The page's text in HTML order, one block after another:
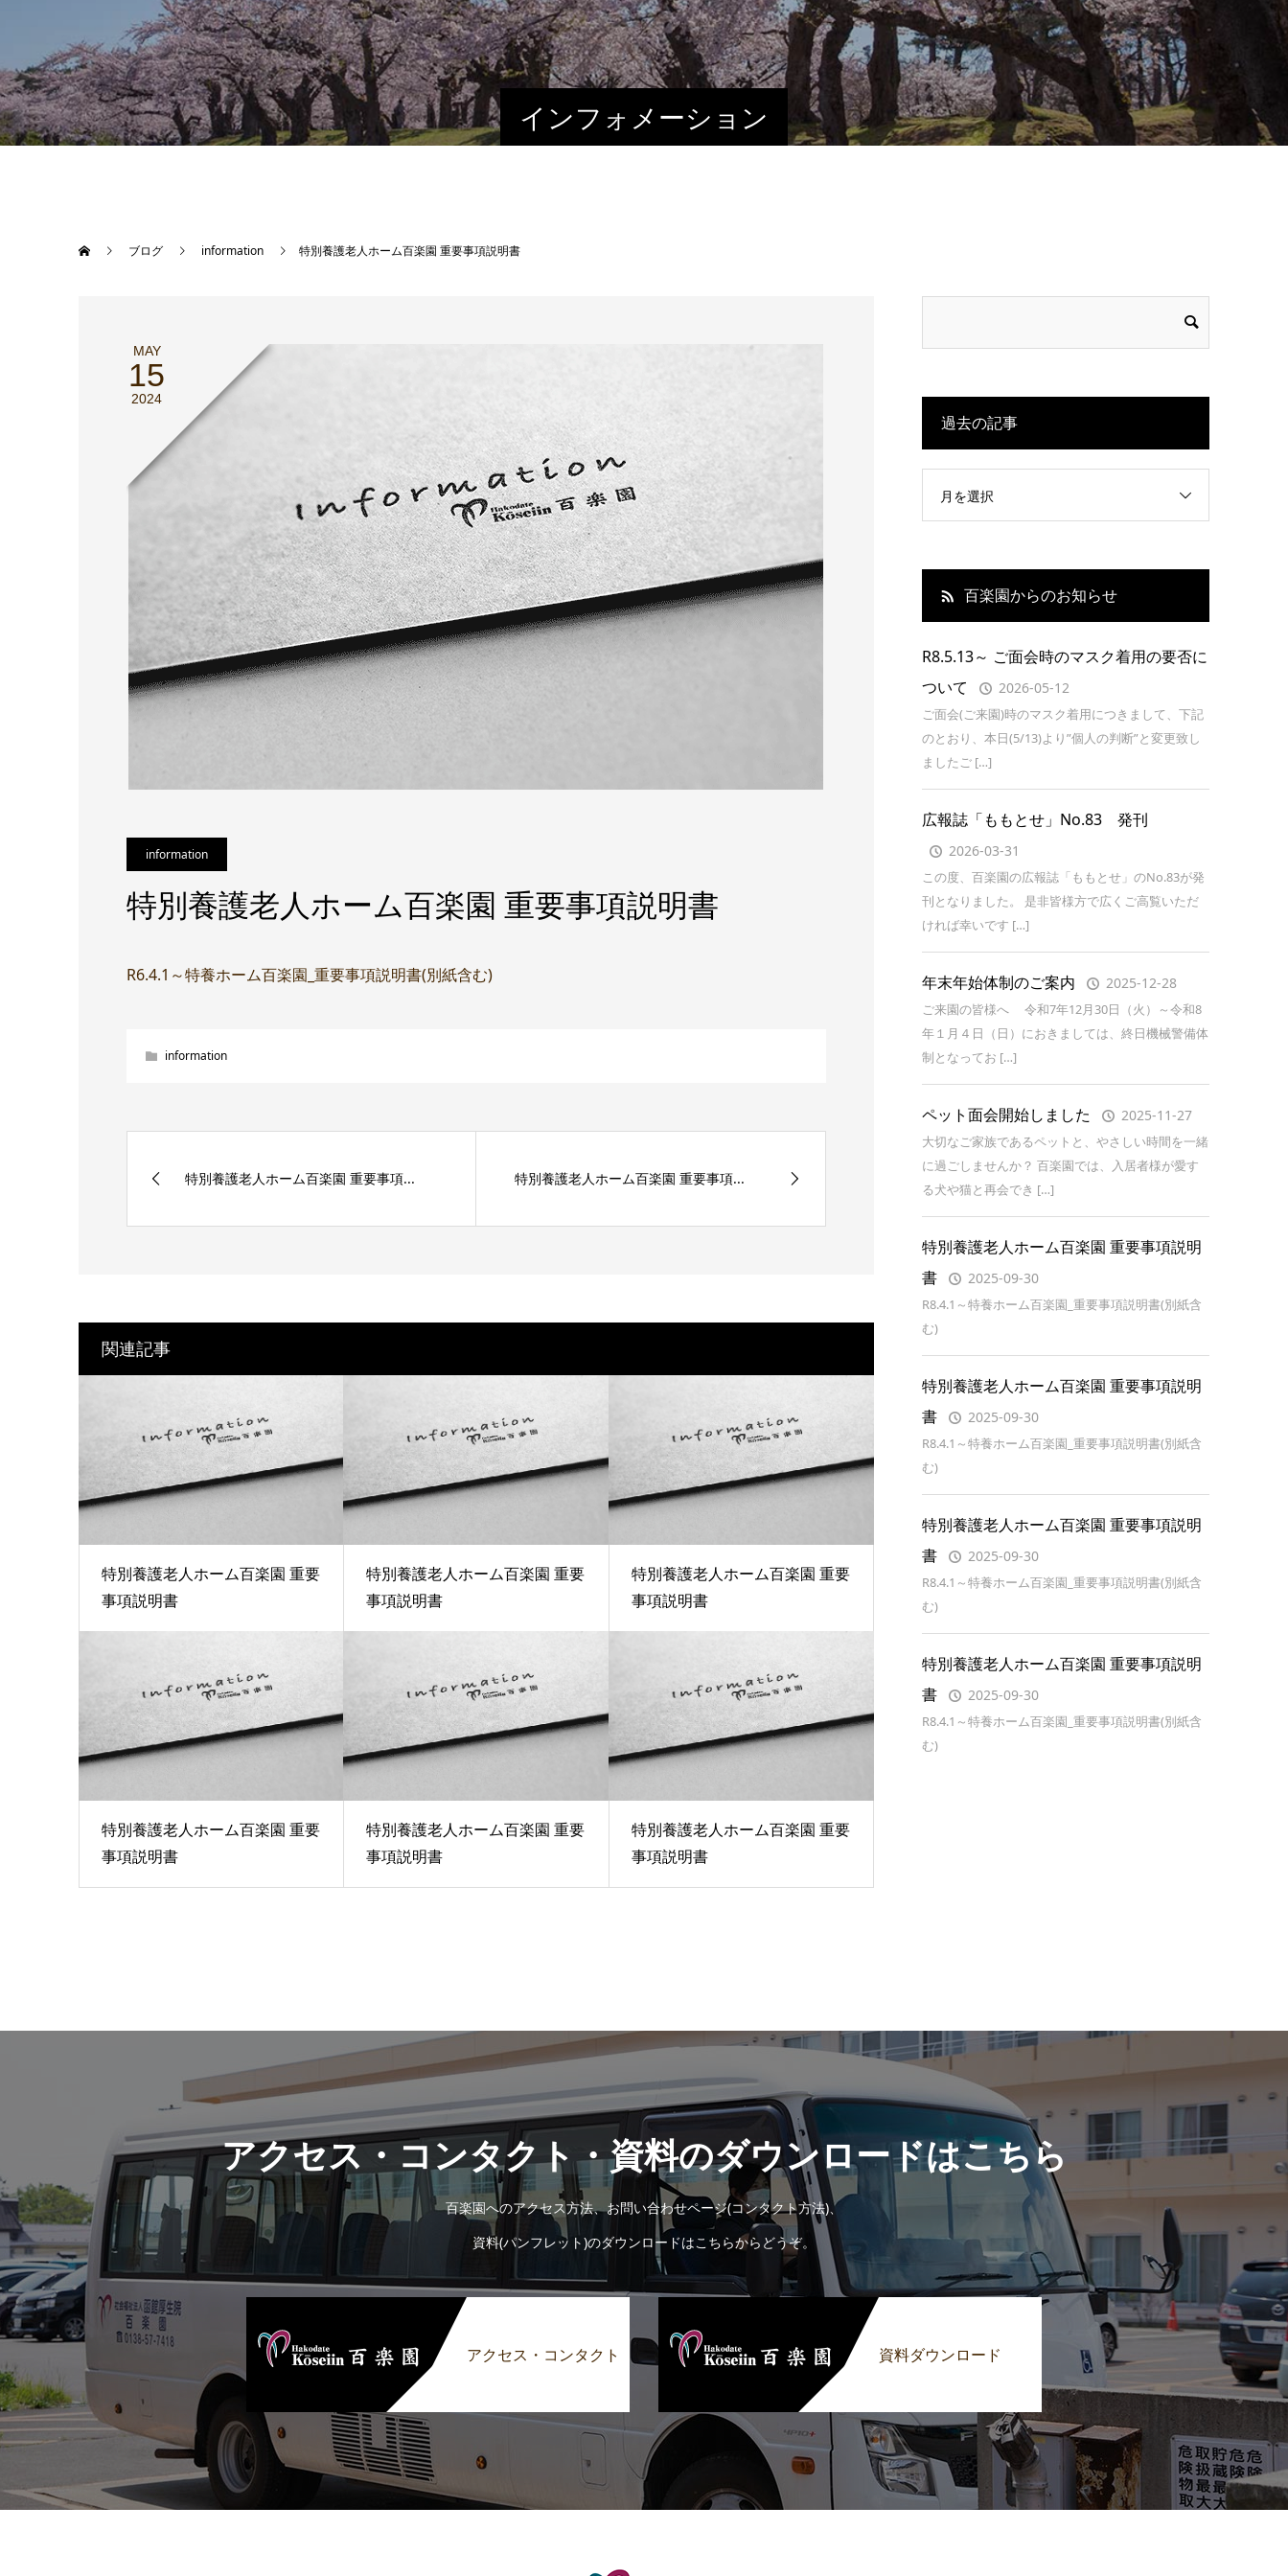
インフォメーション
ブログ information 特別養護老人ホーム百楽園 重要事項説明書
MAY
15
2024
information
特別養護老人ホーム百楽園 重要事項説明書
R6.4.1～特養ホーム百楽園_重要事項説明書(別紙含む)
information
特別養護老人ホーム百楽園 重要事項... 特別養護老人ホーム百楽園 重要事項...
関連記事
特別養護老人ホーム百楽園 重要
事項説明書
特別養護老人ホーム百楽園 重要
事項説明書
特別養護老人ホーム百楽園 重要
事項説明書
特別養護老人ホーム百楽園 重要
事項説明書
特別養護老人ホーム百楽園 重要
事項説明書
特別養護老人ホーム百楽園 重要
事項説明書
過去の記事
月を選択
百楽園からのお知らせ
R8.5.13～ ご面会時のマスク着用の要否に
ついて
2026-05-12
ご面会(ご来園)時のマスク着用につきまして、下記
のとおり、本日(5/13)より”個人の判断”と変更致し
ましたご […]
広報誌「ももとせ」No.83 発刊
2026-03-31
この度、百楽園の広報誌「ももとせ」のNo.83が発
刊となりました。 是非皆様方で広くご高覧いただ
ければ幸いです […]
年末年始体制のご案内 2025-12-28
ご来園の皆様へ 令和7年12月30日（火）～令和8
年１月４日（日）におきましては、終日機械警備体
制となってお […]
ペット面会開始しました 2025-11-27
大切なご家族であるペットと、やさしい時間を一緒
に過ごしませんか？ 百楽園では、入居者様が愛す
る犬や猫と再会でき […]
特別養護老人ホーム百楽園 重要事項説明
書
2025-09-30
R8.4.1～特養ホーム百楽園_重要事項説明書(別紙含
む)
特別養護老人ホーム百楽園 重要事項説明
書
2025-09-30
R8.4.1～特養ホーム百楽園_重要事項説明書(別紙含
む)
特別養護老人ホーム百楽園 重要事項説明
書
2025-09-30
R8.4.1～特養ホーム百楽園_重要事項説明書(別紙含
む)
特別養護老人ホーム百楽園 重要事項説明
書
2025-09-30
R8.4.1～特養ホーム百楽園_重要事項説明書(別紙含
む)
アクセス・コンタクト・資料のダウンロードはこちら
百楽園へのアクセス方法、お問い合わせページ(コンタクト方法)、
資料(パンフレット)のダウンロードはこちらからどうぞ。
アクセス・コンタクト 資料ダウンロード